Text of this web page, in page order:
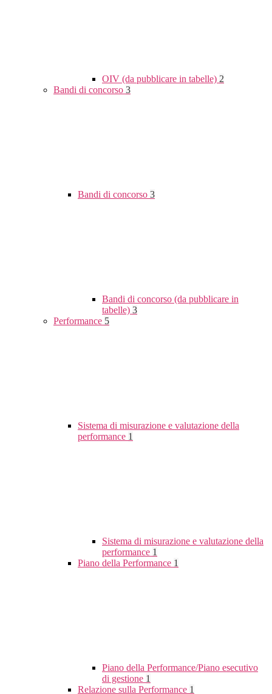
OIV (da pubblicare in tabelle) 2
Bandi di concorso 3
Bandi di concorso 3
Bandi di concorso (da pubblicare in
tabelle) 3
Performance 5
Sistema di misurazione e valutazione della
performance 1
Sistema di misurazione e valutazione della
performance 1
Piano della Performance 1
Piano della Performance/Piano esecutivo
di gestione 1
Relazione sulla Performance 1